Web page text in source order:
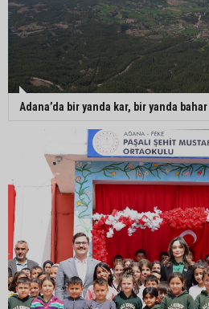
Adana’da bir yanda kar, bir yanda bahar